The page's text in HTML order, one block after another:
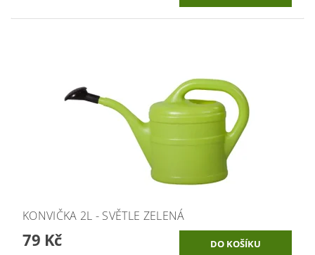
KONVIČKA 2L - SVĚTLE ZELENÁ
79 Kč